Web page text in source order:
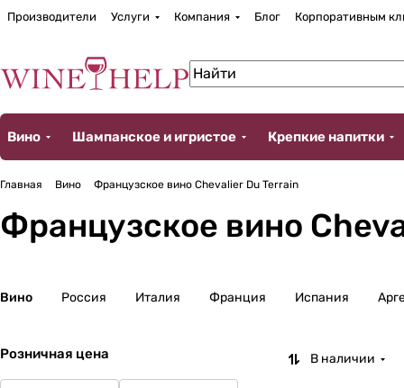
Производители Услуги Компания Блог Корпоративным
Вино Шампанское и игристое Крепкие напитки
Главная Вино Французское вино Chevalier Du Terrain
Французское вино
Вино Россия Италия Франция Испания
Розничная цена В наличии